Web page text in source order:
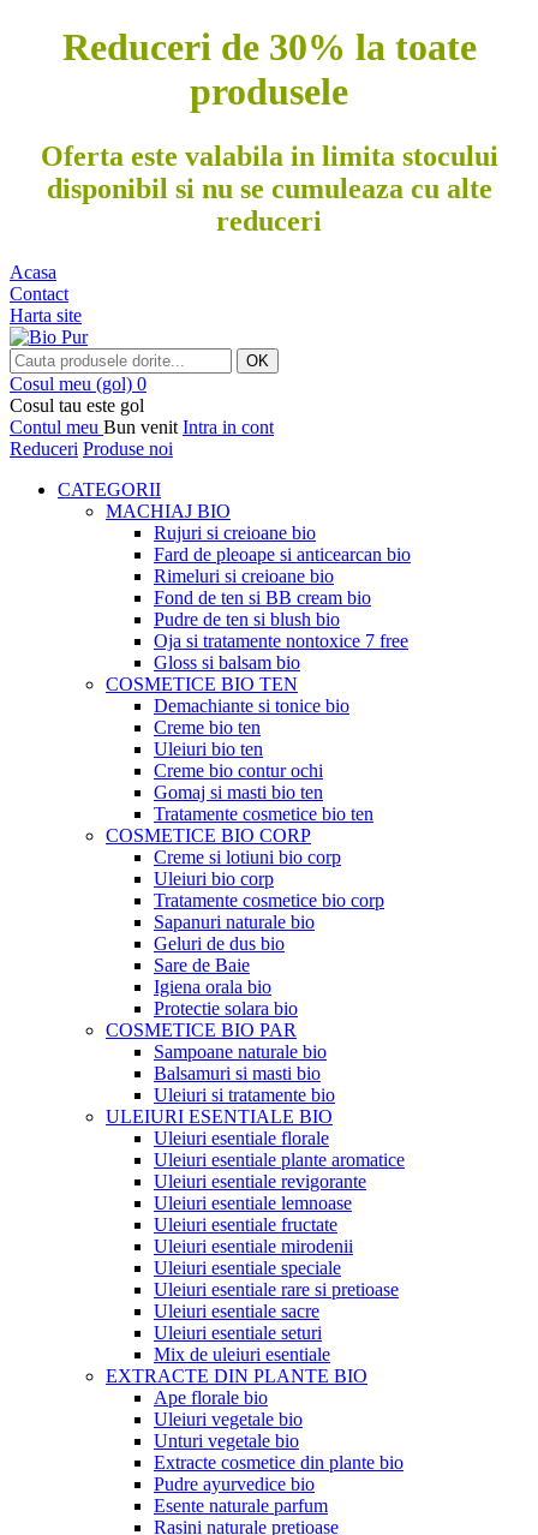
Reduceri de 30% la toate
produsele
Oferta este valabila in limita stocului
disponibil si nu se cumuleaza cu alte
reduceri
Acasa
Contact
Harta site
OK
Cosul meu (gol) 0
Cosul tau este gol
Contul meu Bun venit Intra in cont
Reduceri Produse noi
CATEGORII
MACHIAJ BIO
Rujuri si creioane bio
Fard de pleoape si anticearcan bio
Rimeluri si creioane bio
Fond de ten si BB cream bio
Pudre de ten si blush bio
Oja si tratamente nontoxice 7 free
Gloss si balsam bio
COSMETICE BIO TEN
Demachiante si tonice bio
Creme bio ten
Uleiuri bio ten
Creme bio contur ochi
Gomaj si masti bio ten
Tratamente cosmetice bio ten
COSMETICE BIO CORP
Creme si lotiuni bio corp
Uleiuri bio corp
Tratamente cosmetice bio corp
Sapanuri naturale bio
Geluri de dus bio
Sare de Baie
Igiena orala bio
Protectie solara bio
COSMETICE BIO PAR
Sampoane naturale bio
Balsamuri si masti bio
Uleiuri si tratamente bio
ULEIURI ESENTIALE BIO
Uleiuri esentiale florale
Uleiuri esentiale plante aromatice
Uleiuri esentiale revigorante
Uleiuri esentiale lemnoase
Uleiuri esentiale fructate
Uleiuri esentiale mirodenii
Uleiuri esentiale speciale
Uleiuri esentiale rare si pretioase
Uleiuri esentiale sacre
Uleiuri esentiale seturi
Mix de uleiuri esentiale
EXTRACTE DIN PLANTE BIO
Ape florale bio
Uleiuri vegetale bio
Unturi vegetale bio
Extracte cosmetice din plante bio
Pudre ayurvedice bio
Esente naturale parfum
Rasini naturale pretioase